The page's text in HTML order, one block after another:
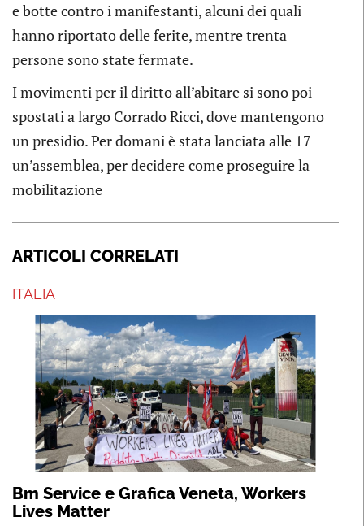
e botte contro i manifestanti, alcuni dei quali
hanno riportato delle ferite, mentre trenta
persone sono state fermate.
I movimenti per il diritto all’abitare si sono poi
spostati a largo Corrado Ricci, dove mantengono
un presidio. Per domani è stata lanciata alle 17
un’assemblea, per decidere come proseguire la
mobilitazione
ARTICOLI CORRELATI
ITALIA
Bm Service e Grafica Veneta, Workers
Lives Matter